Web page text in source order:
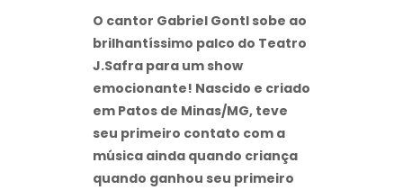
O cantor Gabriel GontI sobe ao
brilhantíssimo palco do Teatro
J.Safra para um show
emocionante! Nascido e criado
em Patos de Minas/MG, teve
seu primeiro contato com a
música ainda quando criança
quando ganhou seu primeiro